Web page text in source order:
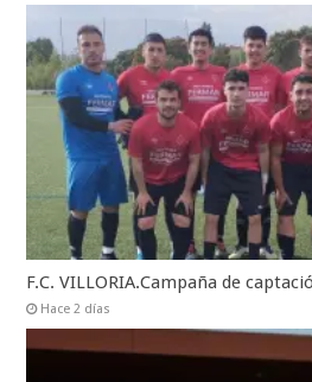
F.C. VILLORIA.Campaña de
Hace 2 días